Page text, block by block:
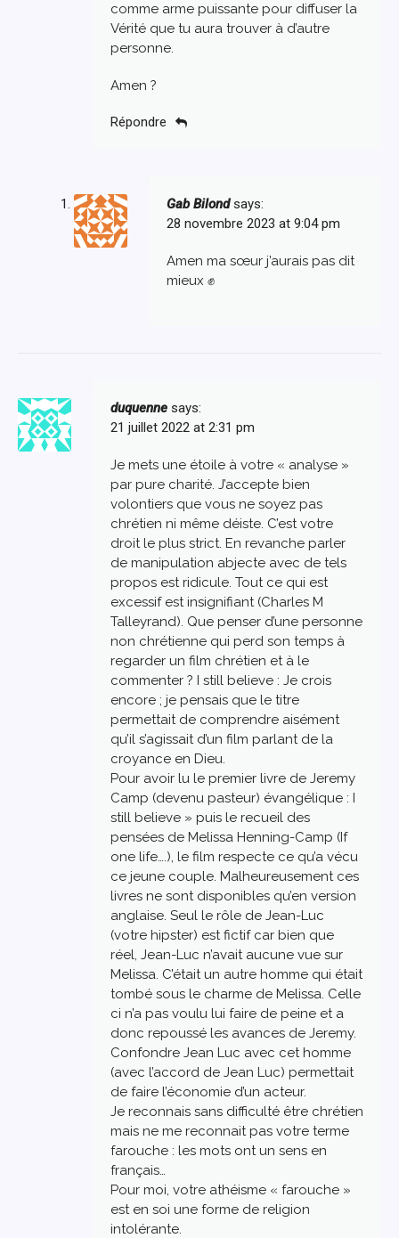
comme arme puissante pour diffuser la
Vérité que tu aura trouver à d’autre
personne.
Amen ?
Répondre
Gab Bilond says:
28 novembre 2023 at 9:04 pm
Amen ma sœur j’aurais pas dit
mieux ✊
duquenne says:
21 juillet 2022 at 2:31 pm
Je mets une étoile à votre « analyse »
par pure charité. J’accepte bien
volontiers que vous ne soyez pas
chrétien ni même déiste. C’est votre
droit le plus strict. En revanche parler
de manipulation abjecte avec de tels
propos est ridicule. Tout ce qui est
excessif est insignifiant (Charles M
Talleyrand). Que penser d’une personne
non chrétienne qui perd son temps à
regarder un film chrétien et à le
commenter ? I still believe : Je crois
encore ; je pensais que le titre
permettait de comprendre aisément
qu’il s’agissait d’un film parlant de la
croyance en Dieu.
Pour avoir lu le premier livre de Jeremy
Camp (devenu pasteur) évangélique : I
still believe » puis le recueil des
pensées de Melissa Henning-Camp (If
one life….), le film respecte ce qu’a vécu
ce jeune couple. Malheureusement ces
livres ne sont disponibles qu’en version
anglaise. Seul le rôle de Jean-Luc
(votre hipster) est fictif car bien que
réel, Jean-Luc n’avait aucune vue sur
Melissa. C’était un autre homme qui était
tombé sous le charme de Melissa. Celle
ci n’a pas voulu lui faire de peine et a
donc repoussé les avances de Jeremy.
Confondre Jean Luc avec cet homme
(avec l’accord de Jean Luc) permettait
de faire l’économie d’un acteur.
Je reconnais sans difficulté être chrétien
mais ne me reconnait pas votre terme
farouche : les mots ont un sens en
français…
Pour moi, votre athéisme « farouche »
est en soi une forme de religion
intolérante.